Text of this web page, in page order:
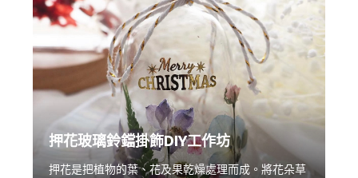
押花玻璃鈴鐺掛飾DIY工作坊
押花是把植物的葉、花及果乾燥處理而成。將花朵草